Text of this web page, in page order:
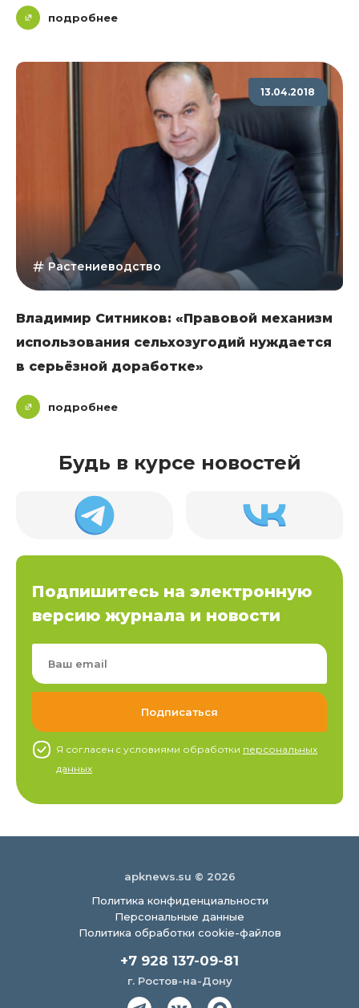
подробнее
13.04.2018
Растениеводство
Владимир Ситников: «Правовой механизм
использования сельхозугодий нуждается
в серьёзной доработке»
подробнее
Будь в курсе новостей
Подпишитесь на электронную
версию журнала и новости
Я согласен c условиями обработки персональных
данных
apknews.su © 2026
Политика конфиденциальности
Персональные данные
Политика обработки cookie-файлов
+7 928 137-09-81
г. Ростов-на-Дону